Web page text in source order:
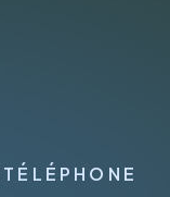
TÉLÉPHONE